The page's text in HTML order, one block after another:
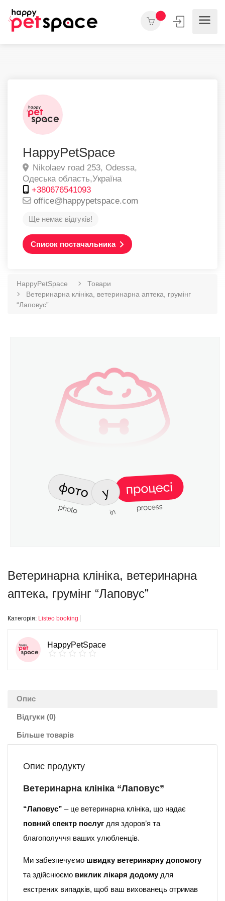
HappyPetSpace
Nikolaev road 253, Odessa,
Одеська область,Україна
+380676541093
office@happypetspace.com
Ще немає відгуків!
Список постачальника
HappyPetSpace
Товари
Ветеринарна клініка, ветеринарна аптека, грумінг
“Лаповус”
Ветеринарна клініка, ветеринарна
аптека, грумінг “Лаповус”
Категорія: Listeo booking
HappyPetSpace
Опис
Відгуки (0)
Більше товарів
Опис продукту
Ветеринарна клініка “Лаповус”
“Лаповус” – це ветеринарна клініка, що надає
повний спектр послуг для здоров’я та
благополуччя ваших улюбленців.
Ми забезпечуємо швидку ветеринарну допомогу
та здійснюємо виклик лікаря додому для
екстрених випадків, щоб ваш вихованець отримав